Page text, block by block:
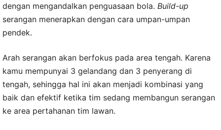
dengan mengandalkan penguasaan bola. Build-up
serangan menerapkan dengan cara umpan-umpan
pendek.
Arah serangan akan berfokus pada area tengah. Karena
kamu mempunyai 3 gelandang dan 3 penyerang di
tengah, sehingga hal ini akan menjadi kombinasi yang
baik dan efektif ketika tim sedang membangun serangan
ke area pertahanan tim lawan.